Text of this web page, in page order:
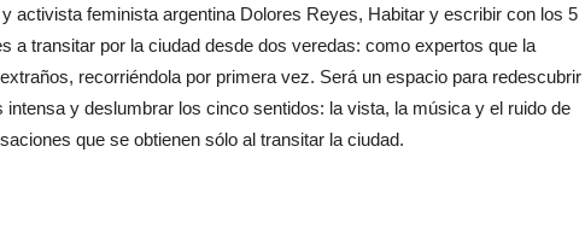
activista feminista argentina Dolores Reyes, Habitar y escribir con los 5
a transitar por la ciudad desde dos veredas: como expertos que la
recorriéndola por primera vez. Será un espacio para redescubrir
y deslumbrar los cinco sentidos: la vista, la música y el ruido de
que se obtienen sólo al transitar la ciudad.